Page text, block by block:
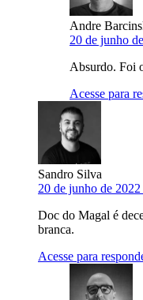
Andre
20 de junho
Absurdo. Foi
Acesse para
Sandro Silva
20 de junho de
Doc do Magal é
branca.
Acesse para